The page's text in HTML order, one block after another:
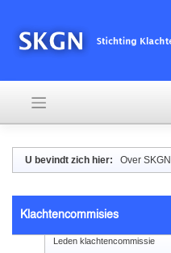
U bevindt zich hier: Over SKGN
Klachtencommisies
Leden klachtencommissie